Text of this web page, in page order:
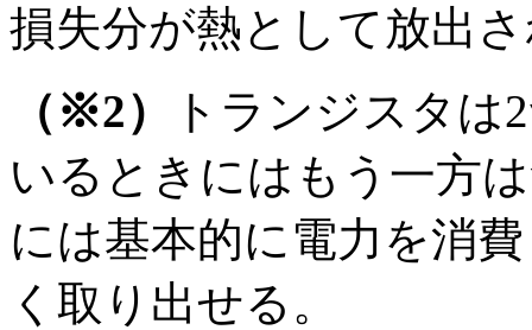
損失分が熱として放出
（※2）
トランジスタは
いるときにはもう一方
には基本的に電力を消
く取り出せる。